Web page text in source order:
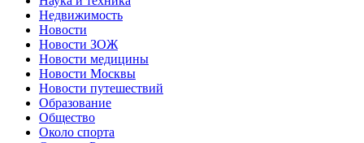
Недвижимость
Новости
Новости ЗОЖ
Новости медицины
Новости Москвы
Новости путешествий
Образование
Общество
Около спорта